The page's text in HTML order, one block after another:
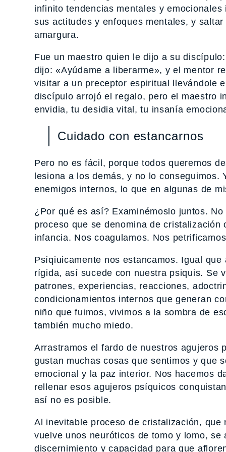
infinito tendencias mentales y
sus actitudes y enfoques mentales, y
amargura.
Fue un maestro quien le dijo a su
dijo: «Ayúdame a liberarme», y el mentor
visitar a un preceptor espiritual llevándole
discípulo arrojó el regalo, pero el maestro
envidia, tu desidia vital, tu insanía
Cuidado con estancarnos
Pero no es fácil, porque todos queremos
lesiona a los demás, y no lo
enemigos internos, lo que en algunas de
¿Por qué es así? Examinémoslo juntos.
proceso que se denomina de
infancia. Nos coagulamos. Nos
Psíqiuicamente nos estancamos. Igual
rígida, así sucede con nuestra psiquis. Se
patrones, experiencias, reacciones,
condicionamientos internos que generan
niño que fuimos, vivimos a la sombra de
también mucho miedo.
Arrastramos el fardo de nuestros agujeros
gustan muchas cosas que sentimos y que
emocional y la paz interior. Nos hacemos
rellenar esos agujeros psíquicos
así no es posible.
Al inevitable proceso de cristalización,
vuelve unos neuróticos de tomo y lomo,
discernimiento y capacidad para que